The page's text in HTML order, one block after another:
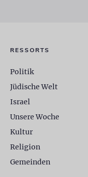
RESSORTS
Politik
Jüdische Welt
Israel
Unsere Woche
Kultur
Religion
Gemeinden